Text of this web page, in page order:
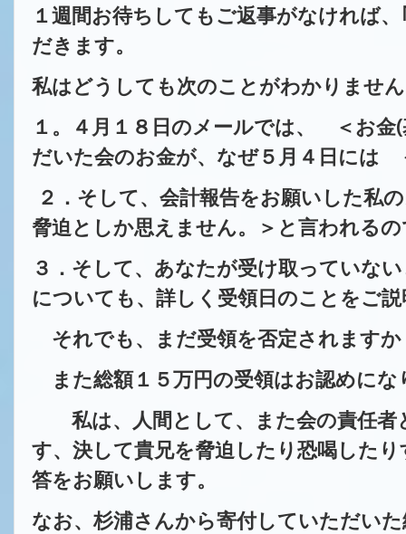
１週間お待ちしてもご返事がなければ
だきます。
私はどうしても次のことがわかりませ
１。４月１８日のメールでは、
＜お金(
だいた会のお金が、なぜ５月４日には
２．そして、会計報告をお願いした私
脅迫としか思えません。＞ と言われる
３．そして、あなたが受け取っていな
についても、詳しく受領日のことをご
それでも、まだ受領を否定されますか
また総額１５万円の受領はお認めにな
私は、人間として、また会の責任者
す、決して貴兄を脅迫したり恐喝したり
答をお願いします。
なお、杉浦さんから寄付していただい